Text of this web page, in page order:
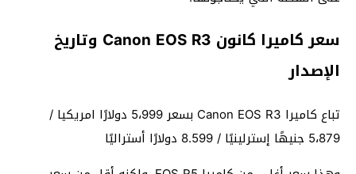
سعر كاميرا كانون Canon EOS R3 وتاريخ
الإصدار
تباع كاميرا Canon EOS R3 بسعر 5،999 دولارًا امريكيا /
5،879 جنيهًا إسترلينيًا / 8.599 دولارًا أستراليًا